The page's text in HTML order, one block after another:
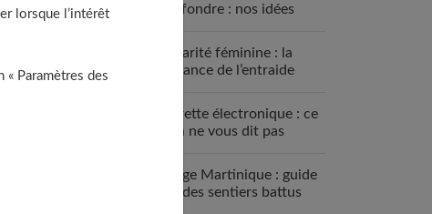
font fondre : nos idées
Solidarité féminine : la
puissance de l’entraide
Cigarette électronique : ce
qu’on ne vous dit pas
Voyage Martinique : guide
hors des sentiers battus
lorsque l’intérêt
Paramètres des